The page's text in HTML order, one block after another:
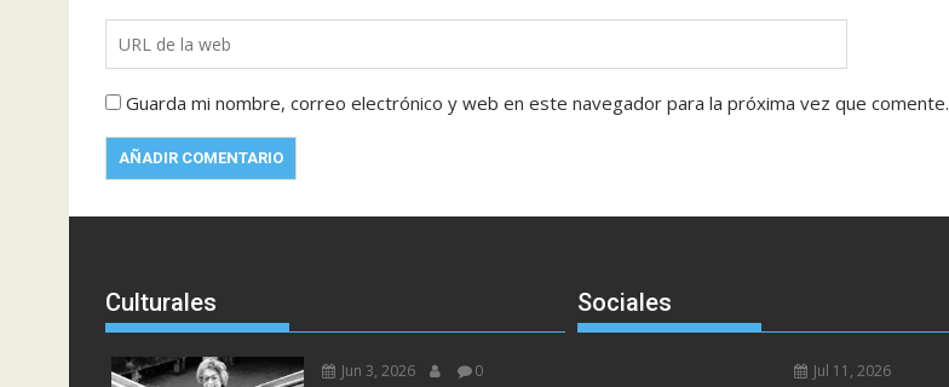
Guarda mi nombre, correo electrónico y web en este navegador para la próxima vez que comente.
Culturales
Jun 3, 2026 0
Sociales
Jul 11, 2026